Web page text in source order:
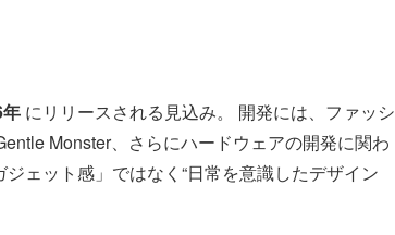
にリリースされる見込み。 開発には、ファッシ
Monster、さらにハードウェアの開発に関わ
ェット感」ではなく“日常を意識したデザイン